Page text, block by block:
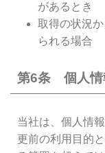
があるとき
取得の状況
られる場合
第6条 個人情
当社は、個人情
更前の利用目的